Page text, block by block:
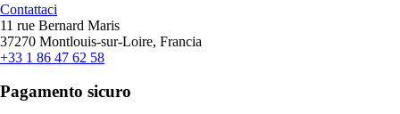
Contattaci
11 rue Bernard Maris
37270 Montlouis-sur-Loire, Francia
+33 1 86 47 62 58
Pagamento sicuro